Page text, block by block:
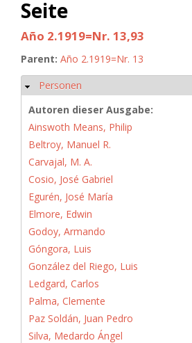
Seite
Año 2.1919=Nr. 13,93
Parent: Año 2.1919=Nr. 13
Hide
Personen
Autoren dieser Ausgabe:
Ainswoth Means, Philip
Beltroy, Manuel R.
Carvajal, M. A.
Cosio, José Gabriel
Egurén, José María
Elmore, Edwin
Godoy, Armando
Góngora, Luis
González del Riego, Luis
Ledgard, Carlos
Palma, Clemente
Paz Soldán, Juan Pedro
Silva, Medardo Ángel